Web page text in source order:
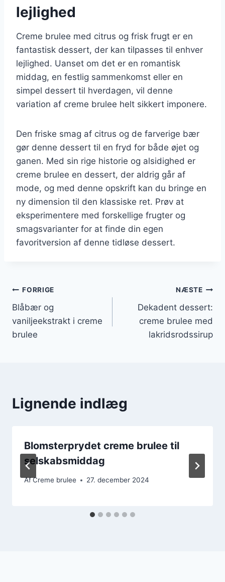
lejlighed
Creme brulee med citrus og frisk frugt er en
fantastisk dessert, der kan tilpasses til enhver
lejlighed. Uanset om det er en romantisk
middag, en festlig sammenkomst eller en
simpel dessert til hverdagen, vil denne
variation af creme brulee helt sikkert imponere.
Den friske smag af citrus og de farverige bær
gør denne dessert til en fryd for både øjet og
ganen. Med sin rige historie og alsidighed er
creme brulee en dessert, der aldrig går af
mode, og med denne opskrift kan du bringe en
ny dimension til den klassiske ret. Prøv at
eksperimentere med forskellige frugter og
smagsvarianter for at finde din egen
favoritversion af denne tidløse dessert.
Indlægsnavigation
FORRIGE
Blåbær og
vaniljeekstrakt i creme
brulee
NÆSTE
Dekadent dessert:
creme brulee med
lakridsrodssirup
Lignende indlæg
Blomsterprydet creme brulee til
selskabsmiddag
AfCreme brulee 27. december 2024